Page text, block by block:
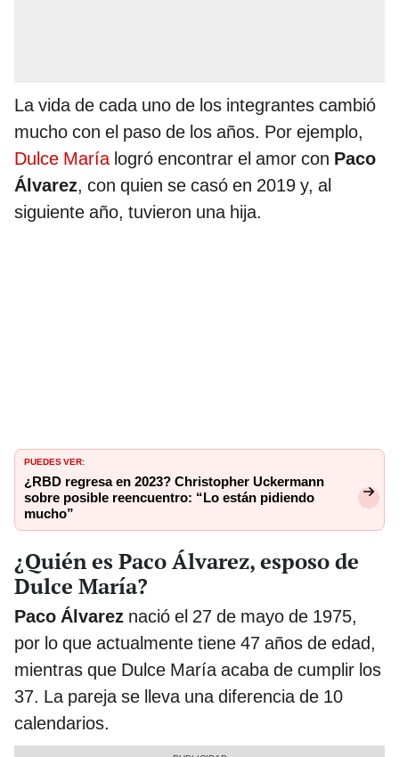
La vida de cada uno de los integrantes cambió
mucho con el paso de los años. Por ejemplo,
Dulce Maríalogró encontrar el amor con Paco
Álvarez, con quien se casó en 2019 y, al
siguiente año, tuvieron una hija.
PUEDES VER:
¿RBD regresa en 2023? Christopher Uckermann
sobre posible reencuentro: “Lo están pidiendo
mucho”
¿Quién es Paco Álvarez, esposo de
Dulce María?
Paco Álvarez nació el 27 de mayo de 1975,
por lo que actualmente tiene 47 años de edad,
mientras que Dulce María acaba de cumplir los
37. La pareja se lleva una diferencia de 10
calendarios.